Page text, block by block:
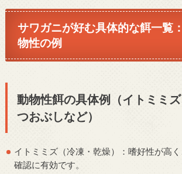
サワガニが好む具体的な餌一覧
物性の例
動物性餌の具体例（イトミミ
つおぶしなど）
イトミミズ（冷凍・乾燥）：嗜好性が高
確認に有効です。